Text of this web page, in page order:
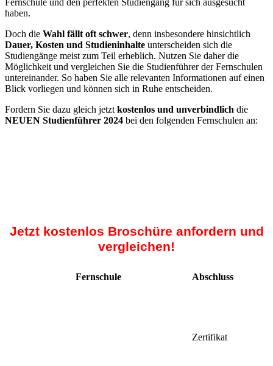
Fernschule und den perfekten Studiengang für sich ausgesucht
haben.
Doch die Wahl fällt oft schwer, denn insbesondere hinsichtlich
Dauer, Kosten und Studieninhalte unterscheiden sich die
Studiengänge meist zum Teil erheblich. Nutzen Sie daher die
Möglichkeit und vergleichen Sie die Studienführer der Fernschulen
untereinander. So haben Sie alle relevanten Informationen auf einen
Blick vorliegen und können sich in Ruhe entscheiden.
Fordern Sie dazu gleich jetzt kostenlos und unverbindlich die
NEUEN Studienführer 2024 bei den folgenden Fernschulen an:
Jetzt kostenlos Broschüre anfordern und
vergleichen!
Fernschule Abschluss
Zertifikat